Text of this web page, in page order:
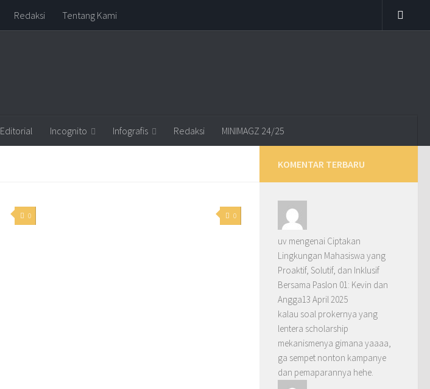
Redaksi Tentang Kami
Editorial Incognito Infografis Redaksi MINIMAGZ 24/25
0 0
KOMENTAR TERBARU
uv mengenai Ciptakan
Lingkungan Mahasiswa yang
Proaktif, Solutif, dan Inklusif
Bersama Paslon 01: Kevin dan
Angga13 April 2025
kalau soal prokernya yang
lentera scholarship
mekanismenya gimana yaaaa,
ga sempet nonton kampanye
dan pemaparannya hehe.